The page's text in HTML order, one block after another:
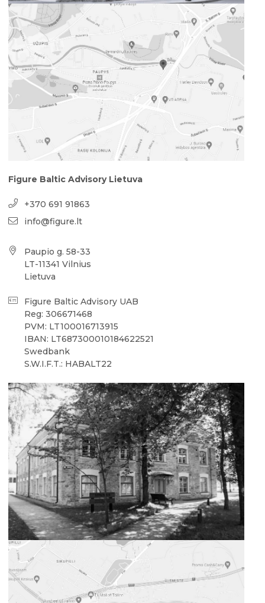
Figure Baltic Advisory Lietuva
+370 691 91863
info@figure.lt
Paupio g. 58-33
LT-11341 Vilnius
Lietuva
Figure Baltic Advisory UAB
Reg: 306671468
PVM: LT100016713915
IBAN: LT687300010184622521
Swedbank
S.W.I.F.T.: HABALT22